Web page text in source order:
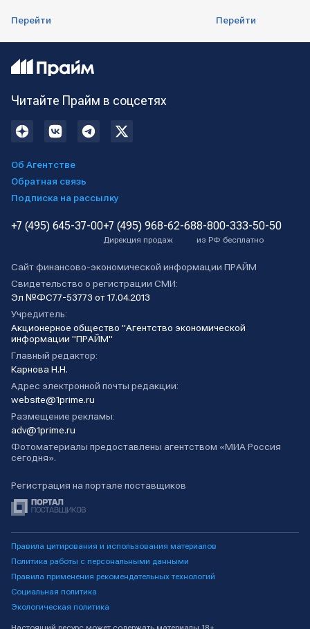
Перейти Перейти
Читайте Прайм в соцсетях
Об Агентстве
Обратная связь
Подписка на рассылку
+7 (495) 645-37-00+7 (495) 968-62-68
Дирекция продаж
8-800-333-50-50
из РФ бесплатно
Сайт финансово-экономической информации ПРАЙМ
Свидетельство о регистрации СМИ:
Эл №ФС77-53773 от 17.04.2013
Учредитель:
Акционерное общество "Агентство экономической
информации "ПРАЙМ"
Главный редактор:
Карнова Н.Н.
Адрес электронной почты редакции:
website@1prime.ru
Размещение рекламы:
adv@1prime.ru
Фотоматериалы предоставлены агентством «МИА Россия
сегодня».
Регистрация на портале поставщиков
Правила цитирования и использования материалов
Политика работы с персональными данными
Правила применения рекомендательных технологий
Социальная политика
Экологическая политика